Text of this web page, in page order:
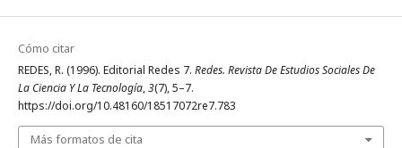
Cómo citar
REDES, R. (1996). Editorial Redes 7. Redes. Revista De Estudios Sociales De
La Ciencia Y La Tecnología,3(7), 5–7.
https://doi.org/10.48160/18517072re7.783
Más formatos de cita